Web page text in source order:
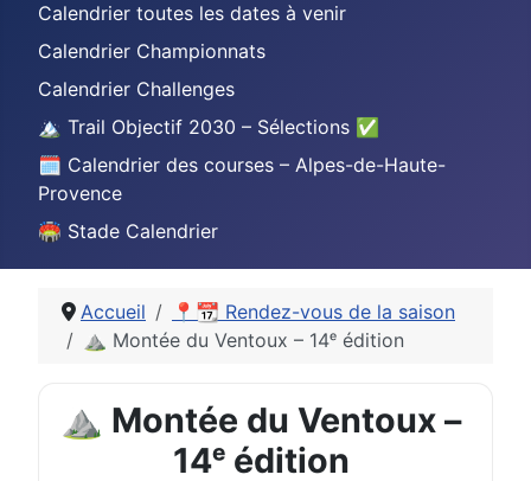
Calendrier toutes les dates à venir
Calendrier Championnats
Calendrier Challenges
🏔️ Trail Objectif 2030 – Sélections ✅
🗓️ Calendrier des courses – Alpes-de-Haute-
Provence
🏟️ Stade Calendrier
Accueil
📍📆 Rendez-vous de la saison
⛰️ Montée du Ventoux – 14ᵉ édition
⛰️ Montée du Ventoux –
14ᵉ édition